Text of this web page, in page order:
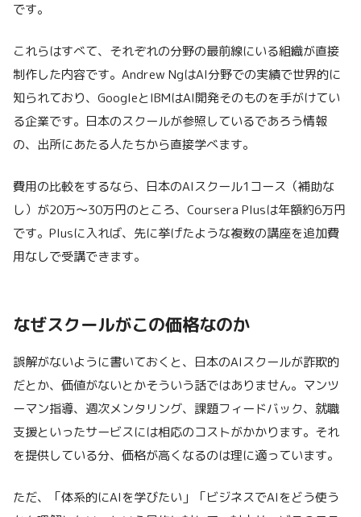
です。
これらはすべて、それぞれの分野の最前線にいる組織が直接
制作した内容です。Andrew NgはAI分野での実績で世界的に
知られており、GoogleとIBMはAI開発そのものを手がけてい
る企業です。日本のスクールが参照しているであろう情報
の、出所にあたる人たちから直接学べます。
費用の比較をするなら、日本のAIスクール1コース（補助な
し）が20万〜30万円のところ、Coursera Plusは年額約6万円
です。Plusに入れば、先に挙げたような複数の講座を追加費
用なしで受講できます。
なぜスクールがこの価格なのか
誤解がないように書いておくと、日本のAIスクールが詐欺的
だとか、価値がないとかそういう話ではありません。マンツ
ーマン指導、週次メンタリング、課題フィードバック、就職
支援といったサービスには相応のコストがかかります。それ
を提供している分、価格が高くなるのは理に適っています。
ただ、「体系的にAIを学びたい」「ビジネスでAIをどう使う